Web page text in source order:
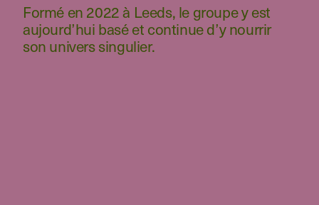
Formé en 2022 à Leeds, le groupe y est
aujourd’hui basé et continue d’y nourrir
son univers singulier.